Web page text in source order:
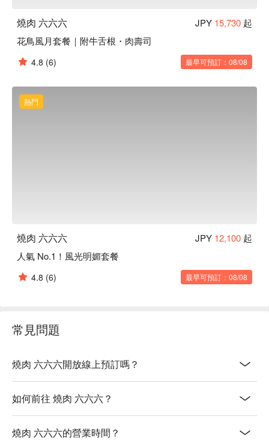
燒肉 六六六 JPY 15,730 起
花鳥風月套餐｜附牛舌根・肉壽司
4.8 (6) 最早可預訂：08/08
熱門
燒肉 六六六 JPY 12,100 起
人氣 No.1！風光明媚套餐
4.8 (6) 最早可預訂：08/08
常見問題
燒肉 六六六開放線上預訂嗎？
如何前往 燒肉 六六六？
燒肉 六六六的營業時間？